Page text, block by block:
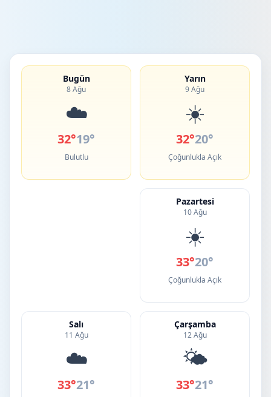
Bugün
8 Ağu
☁️
32°19°
Bulutlu
Yarın
9 Ağu
☀️
32°20°
Çoğunlukla Açık
Pazartesi
10 Ağu
☀️
33°20°
Çoğunlukla Açık
Salı
11 Ağu
☁️
33°21°
Çarşamba
12 Ağu
🌤️
33°21°